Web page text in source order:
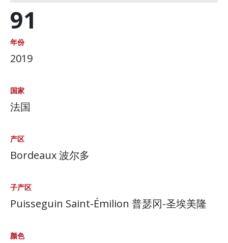
91
年份
2019
国家
法国
产区
Bordeaux 波尔多
子产区
Puisseguin Saint-Émilion 普瑟冈-圣埃美隆
颜色